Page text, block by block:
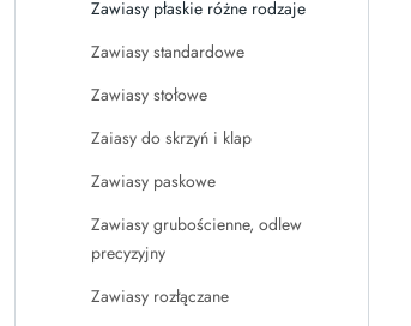
Zawiasy płaskie różne rodzaje
Zawiasy standardowe
Zawiasy stołowe
Zaiasy do skrzyń i klap
Zawiasy paskowe
Zawiasy grubościenne, odlew
precyzyjny
Zawiasy rozłączane